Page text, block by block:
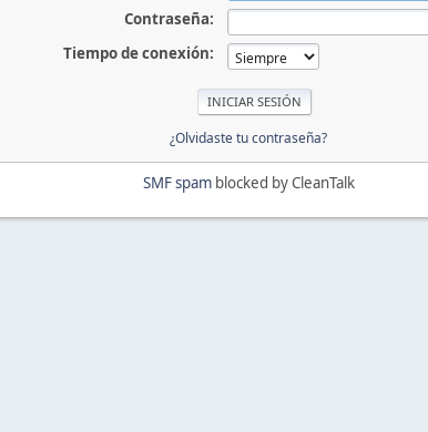
Contraseña:
Tiempo de conexión:
¿Olvidaste tu contraseña?
SMF spamblocked by CleanTalk